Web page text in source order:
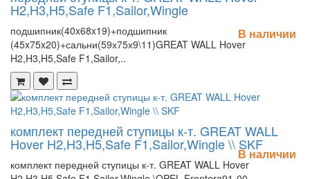
H2,H3,H5,Safe F1,Sailor,Wingle
подшипник(40x68x19)+подшипник
(45x75x20)+сальни(59х75х9\11)GREAT WALL Hover
H2,H3,H5,Safe F1,Sailor,..
В наличии
комплект передней ступицы к-т. GREAT WALL
Hover H2,H3,H5,Safe F1,Sailor,Wingle \\ SKF
комплект передней ступицы к-т. GREAT WALL Hover
В наличии